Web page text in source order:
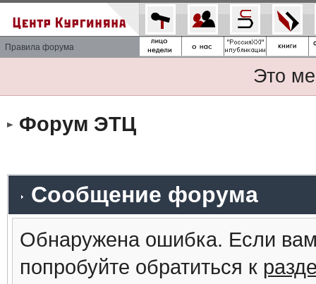
Правила форума
Это
Форум ЭТЦ
Сообщение форума
Обнаружена ошибка. Если
попробуйте обратиться к